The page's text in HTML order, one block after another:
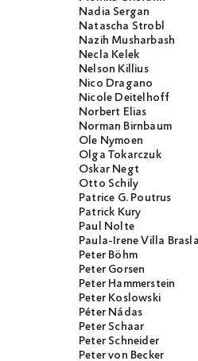
Nadia Sergan
Natascha Strobl
Nazih Musharbash
Necla Kelek
Nelson Killius
Nico Dragano
Nicole Deitelhoff
Norbert Elias
Norman Birnbaum
Ole Nymoen
Olga Tokarczuk
Oskar Negt
Otto Schily
Patrice G. Poutrus
Patrick Kury
Paul Nolte
Paula-Irene Villa
Peter Böhm
Peter Gorsen
Peter Hammerstein
Peter Koslowski
Péter Nádas
Peter Schaar
Peter Schneider
Peter von Becker